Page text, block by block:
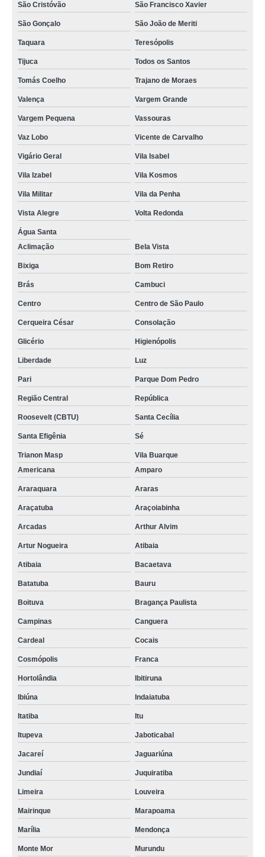
São Cristóvão São Francisco Xavier
São Gonçalo São João de Meriti
Taquara Teresópolis
Tijuca Todos os Santos
Tomás Coelho Trajano de Moraes
Valença Vargem Grande
Vargem Pequena Vassouras
Vaz Lobo Vicente de Carvalho
Vigário Geral Vila Isabel
Vila Izabel Vila Kosmos
Vila Militar Vila da Penha
Vista Alegre Volta Redonda
Água Santa
Aclimação
Bela Vista
Bixiga Bom Retiro
Brás Cambuci
Centro Centro de São Paulo
Cerqueira César Consolação
Glicério Higienópolis
Liberdade Luz
Pari Parque Dom Pedro
Região Central República
Roosevelt (CBTU) Santa Cecília
Santa Efigênia Sé
Trianon Masp
Vila Buarque
Americana
Amparo
Araraquara Araras
Araçatuba Araçoiabinha
Arcadas Arthur Alvim
Artur Nogueira Atibaia
Atibaia Bacaetava
Batatuba Bauru
Boituva Bragança Paulista
Campinas Canguera
Cardeal Cocais
Cosmópolis Franca
Hortolândia Ibitiruna
Ibiúna Indaiatuba
Itatiba Itu
Itupeva Jaboticabal
Jacareí Jaguariúna
Jundiaí Juquiratiba
Limeira Louveira
Mairinque Marapoama
Marília Mendonça
Monte Mor Murundu